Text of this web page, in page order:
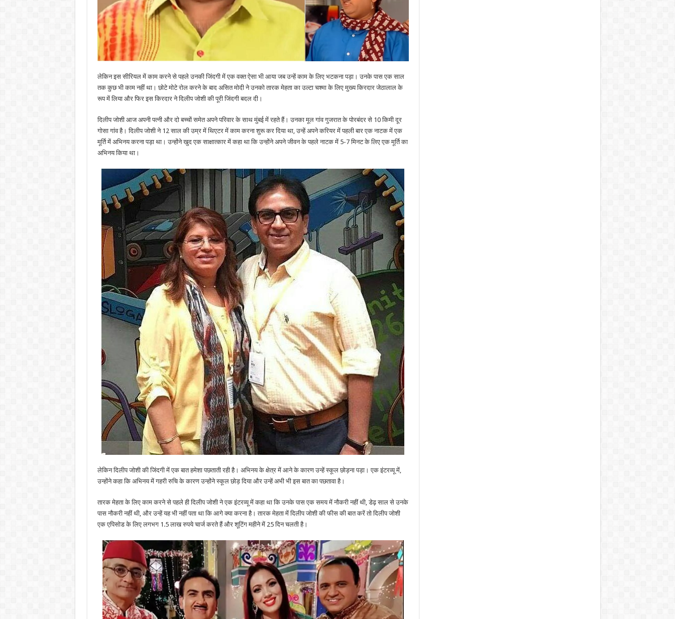
लेकिन इस सीरियल में काम करने से पहले उनकी जिंदगी में एक वक्त ऐसा भी आया जब उन्हें काम के लिए भटकना पड़ा। उनके पास एक साल
तक कुछ भी काम नहीं था। छोटे मोटे रोल करने के बाद असित मोदी ने उनको तारक मेहता का उल्टा चश्मा के लिए मुख्य किरदार जेठालाल के
रूप में लिया और फिर इस किरदार ने दिलीप जोशी की पूरी जिंदगी बदल दी।
दिलीप जोशी आज अपनी पत्नी और दो बच्चों समेत अपने परिवार के साथ मुंबई में रहते हैं। उनका मूल गांव गुजरात के पोरबंदर से 10 किमी दूर
गोसा गांव है। दिलीप जोशी ने 12 साल की उम्र में थिएटर में काम करना शुरू कर दिया था, उन्हें अपने करियर में पहली बार एक नाटक में एक
मूर्ति में अभिनय करना पड़ा था। उन्होंने खुद एक साक्षात्कार में कहा था कि उन्होंने अपने जीवन के पहले नाटक में 5-7 मिनट के लिए एक मूर्ति का
अभिनय किया था।
लेकिन दिलीप जोशी की जिंदगी में एक बात हमेशा पछताती रही है। अभिनय के क्षेत्र में आने के कारण उन्हें स्कूल छोड़ना पड़ा। एक इंटरव्यू में,
उन्होंने कहा कि अभिनय में गहरी रुचि के कारण उन्होंने स्कूल छोड़ दिया और उन्हें अभी भी इस बात का पछतावा है।
तारक मेहता के लिए काम करने से पहले ही दिलीप जोशी ने एक इंटरव्यू में कहा था कि उनके पास एक समय में नौकरी नहीं थी, डेढ़ साल से उनके
पास नौकरी नहीं थी, और उन्हें यह भी नहीं पता था कि आगे क्या करना है। तारक मेहता में दिलीप जोशी की फीस की बात करें तो दिलीप जोशी
एक एपिसोड के लिए लगभग 1.5 लाख रुपये चार्ज करते हैं और शूटिंग महीने में 25 दिन चलती है।